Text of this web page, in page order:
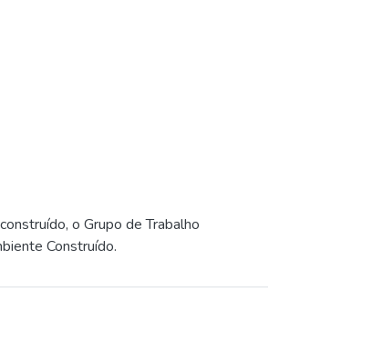
o Grupo de Trabalho
Construído.